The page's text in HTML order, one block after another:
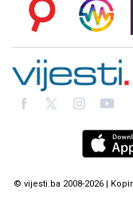
© vijesti.ba 2008-2026 |